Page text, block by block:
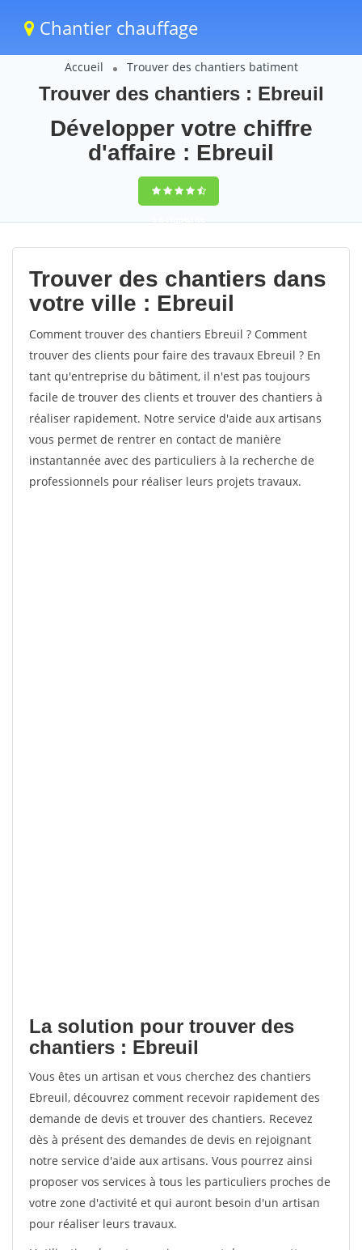
Chantier chauffage
Accueil Trouver des chantiers batiment
Trouver des chantiers : Ebreuil
Développer votre chiffre
d'affaire : Ebreuil
9,5(100%)59
votes
Trouver des chantiers dans
votre ville : Ebreuil
Comment trouver des chantiers Ebreuil ? Comment
trouver des clients pour faire des travaux Ebreuil ? En
tant qu'entreprise du bâtiment, il n'est pas toujours
facile de trouver des clients et trouver des chantiers à
réaliser rapidement. Notre service d'aide aux artisans
vous permet de rentrer en contact de manière
instantannée avec des particuliers à la recherche de
professionnels pour réaliser leurs projets travaux.
La solution pour trouver des
chantiers : Ebreuil
Vous êtes un artisan et vous cherchez des chantiers
Ebreuil, découvrez comment recevoir rapidement des
demande de devis et trouver des chantiers. Recevez
dès à présent des demandes de devis en rejoignant
notre service d'aide aux artisans. Vous pourrez ainsi
proposer vos services à tous les particuliers proches de
votre zone d'activité et qui auront besoin d'un artisan
pour réaliser leurs travaux.